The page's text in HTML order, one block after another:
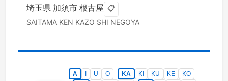
埼玉県 加須市 根古屋 📋
SAITAMA KEN KAZO SHI NEGOYA
A U O KA KI KU KE
KO